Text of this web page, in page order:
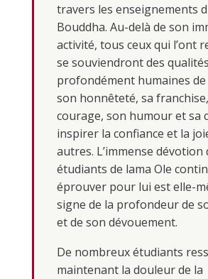
travers les enseignements
Bouddha. Au-delà de son
activité, tous ceux qui l’ont
se souviendront des qualités
profondément humaines de
son honnêteté, sa
courage, son humour et sa
inspirer la confiance et la
autres. L’immense dévotion
étudiants de lama Ole
éprouver pour lui est elle-
signe de la profondeur de
et de son dévouement.
De nombreux étudiants
maintenant la douleur de la